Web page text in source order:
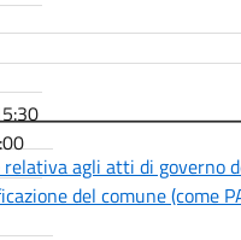
agli atti di governo
del comune (come